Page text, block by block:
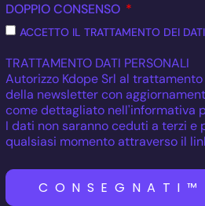
DOPPIO CONSENSO
ACCETTO IL TRATTAMENTO DEI
TRATTAMENTO DATI PERSONALI
Autorizzo Kdope Srl al
della newsletter con
come dettagliato nell'informativa
I dati non saranno ceduti a terzi e
qualsiasi momento attraverso il
CONSEGNATI™